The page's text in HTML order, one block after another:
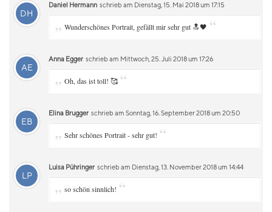
DH
Daniel Hermann schrieb am Dienstag, 15. Mai 2018 um 17:15
„ Wunderschönes Portrait, gefällt mir sehr gut 🔝🖤 “
AE
Anna Egger schrieb am Mittwoch, 25. Juli 2018 um 17:26
„ Oh, das ist toll! 🥰 “
EB
Elina Brugger schrieb am Sonntag, 16. September 2018 um 20:50
„ Sehr schönes Portrait - sehr gut! “
LP
Luisa Pühringer schrieb am Dienstag, 13. November 2018 um 14:44
„ so schön sinnlich! “